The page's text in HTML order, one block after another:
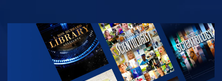
VER
EXPLORAR A
SÉRIE